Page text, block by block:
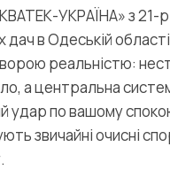
УКРАЇНА» з 21-
в Одеській
реальністю:
а центральна
по вашому
звичайні очисні